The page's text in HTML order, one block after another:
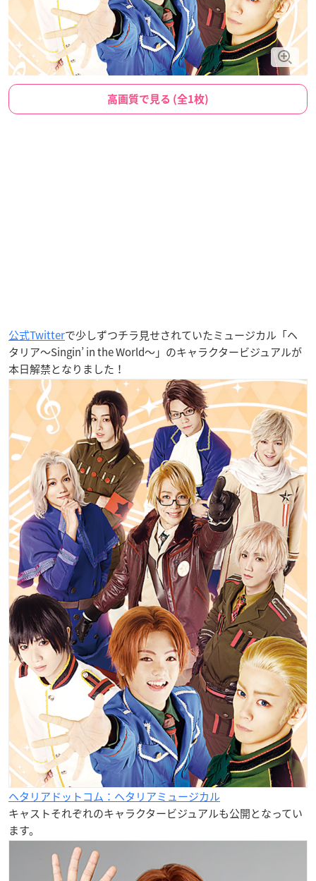
高画質で見る (全1枚)
公式Twitterで少しずつチラ見せされていたミュージカル「ヘ
タリア～Singin’ in the World～」のキャラクタービジュアルが
本日解禁となりました！
ヘタリアドットコム：ヘタリアミュージカル
キャストそれぞれのキャラクタービジュアルも公開となってい
ます。